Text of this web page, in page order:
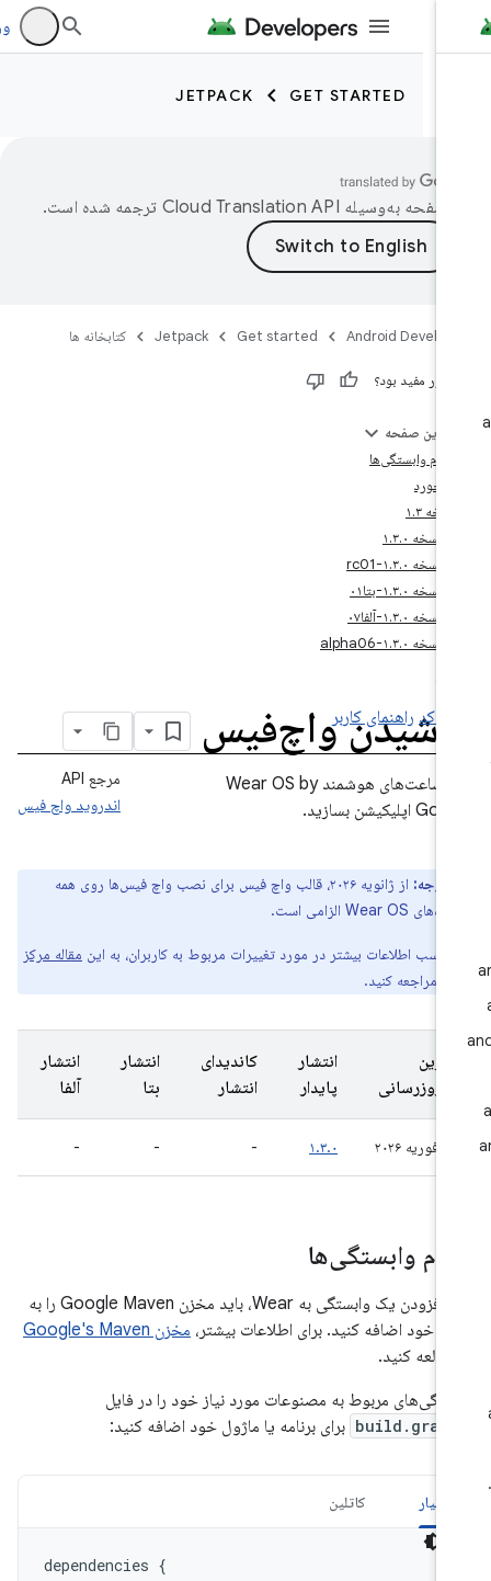
ورود
GET STARTED
JETPACK
صفحه به‌وسیله
‏Cloud Translation API‏ ترجمه شده است.
Android
Get started
Jetpack کتابخانه ها
مرور مفید بود؟
در این صفحه
اعلام وابستگی‌ها
واچ‌فیس راهنمای کاربر
مرجع API
اندروید واچ فیس
برای ساعت‌های هوشمند Wear OS by
از ژانویه ۲۰۲۶، قالب واچ فیس برای نصب واچ فیس‌ها روی همه
کسب اطلاعات بیشتر در مورد تغییرات مربوط به کاربران، به اینمقاله مرکز
مراجعه کنید.
به‌روزرسانی
انتشار
پایدار
کاندیدای
انتشار
انتشار
انتشار
۲۵ فوریه ۲۰۲۶
وابستگی‌ها
برای افزودن یک وابستگی به Wear، باید مخزن Google Maven را به
خود اضافه کنید. برای اطلاعات بیشتر،
مخزن Google's Maven
کنید.
مربوط به مصنوعات مورد نیاز خود را در فایل
برای برنامه یا ماژول خود اضافه کنید:
کاتلین
dependencies